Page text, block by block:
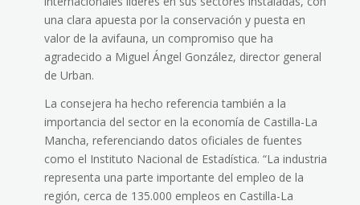
una clara apuesta por la conservación y puesta en
valor de la avifauna, un compromiso que ha
agradecido a Miguel Ángel González, director general
de Urban.
La consejera ha hecho referencia también a la
importancia del sector en la economía de Castilla-La
Mancha, referenciando datos oficiales de fuentes
como el Instituto Nacional de Estadística. “La industria
representa una parte importante del empleo de la
región, cerca de 135.000 empleos en Castilla-La